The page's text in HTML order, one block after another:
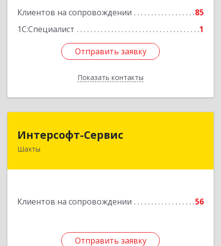
Клиентов на сопровождении
85
1С:Специалист
1
Отправить заявку
Показать контакты
Отправить заявку
Назад
Интерсофт-Сервис
Шахты
Клиентов на сопровождении 56
Отправить заявку
346480, Ростовская обл, Шахты г, Советская ул,
Отправить заявку